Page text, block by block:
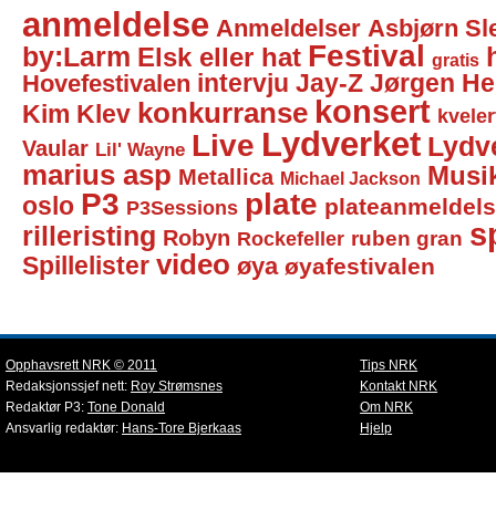
anmeldelse Anmeldelser Asbjørn
by:Larm Elsk eller hat Festival gratis
Hovefestivalen intervju Jay-Z Jørgen
Kim Klev konkurranse konsert
Vaular Lil' Wayne Live Lydverket
marius asp Metallica Michael Jackson
oslo P3 P3Sessions plate
rilleristing Robyn Rockefeller ruben gran
Spillelister video øya øyafestivalen
Opphavsrett NRK © 2011
Redaksjonssjef nett: Roy Strømsnes
Redaktør P3: Tone Donald
Ansvarlig redaktør: Hans-Tore Bjerkaas
Tips NRK
Kontakt NRK
Om NRK
Hjelp